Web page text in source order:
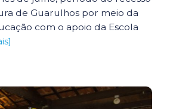
de Guarulhos por meio da
com o apoio da Escola